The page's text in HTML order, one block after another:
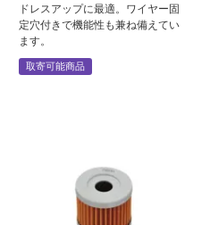
ドレスアップに最適。ワイヤー固
定穴付きで機能性も兼ね備えてい
ます。
取寄可能商品